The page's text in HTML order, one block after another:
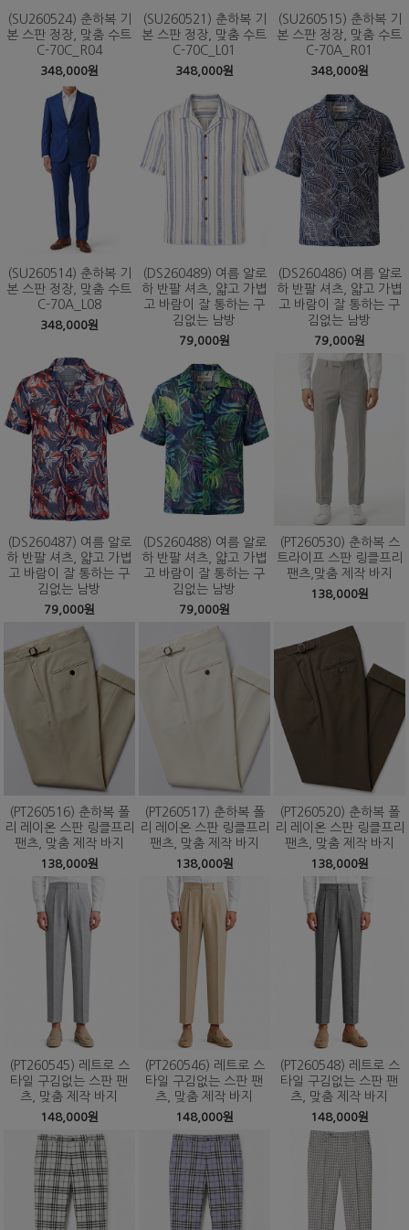
(SU260524) 춘하복 기
본 스판 정장, 맞춤 수트
C-70C_R04
348,000원
(SU260521) 춘하복 기
본 스판 정장, 맞춤 수트
C-70C_L01
348,000원
(SU260515) 춘하복 기
본 스판 정장, 맞춤 수트
C-70A_R01
348,000원
(SU260514) 춘하복 기
본 스판 정장, 맞춤 수트
C-70A_L08
348,000원
(DS260489) 여름 알로
하 반팔 셔츠, 얇고 가볍
고 바람이 잘 통하는 구
김없는 남방
79,000원
(DS260486) 여름 알로
하 반팔 셔츠, 얇고 가볍
고 바람이 잘 통하는 구
김없는 남방
79,000원
(DS260487) 여름 알로
하 반팔 셔츠, 얇고 가볍
고 바람이 잘 통하는 구
김없는 남방
79,000원
(DS260488) 여름 알로
하 반팔 셔츠, 얇고 가볍
고 바람이 잘 통하는 구
김없는 남방
79,000원
(PT260530) 춘하복 스
트라이프 스판 링클프리
팬츠,맞춤 제작 바지
138,000원
(PT260516) 춘하복 폴
리 레이온 스판 링클프리
팬츠, 맞춤 제작 바지
138,000원
(PT260517) 춘하복 폴
리 레이온 스판 링클프리
팬츠, 맞춤 제작 바지
138,000원
(PT260520) 춘하복 폴
리 레이온 스판 링클프리
팬츠, 맞춤 제작 바지
138,000원
(PT260545) 레트로 스
타일 구김없는 스판 팬
츠, 맞춤 제작 바지
148,000원
(PT260546) 레트로 스
타일 구김없는 스판 팬
츠, 맞춤 제작 바지
148,000원
(PT260548) 레트로 스
타일 구김없는 스판 팬
츠, 맞춤 제작 바지
148,000원